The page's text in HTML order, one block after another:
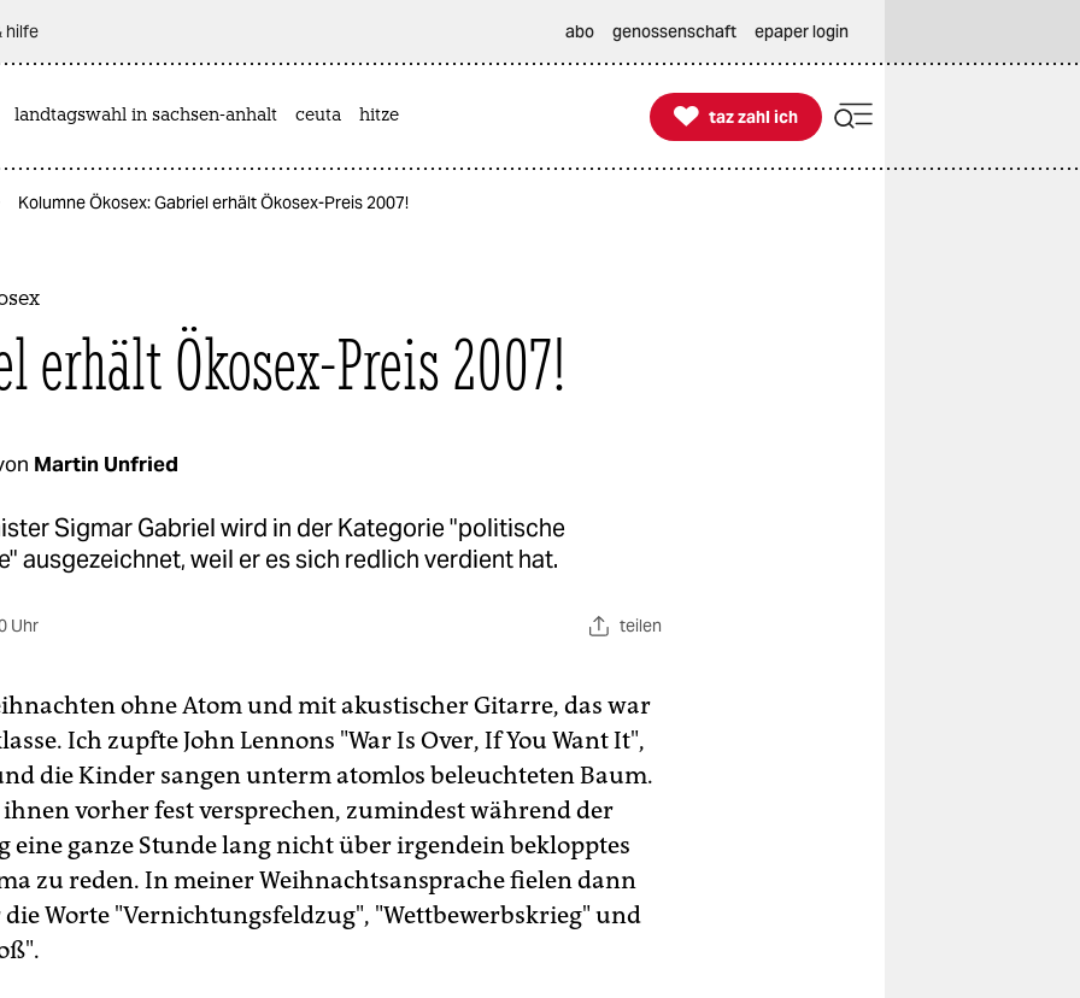
hilfe abo genossenschaft epaper login
landtagswahl in sachsen-anhalt ceuta hitze 
taz zahl ich
taz zahl ich
Kolumne Ökosex: Gabriel erhält Ökosex-Preis 2007!
erhält Ökosex-Preis 2007!
Martin Unfried
Sigmar Gabriel wird in der Kategorie "politische
ausgezeichnet, weil er es sich redlich verdient hat.
Uhr teilen
ohne Atom und mit akustischer Gitarre, das war
Ich zupfte John Lennons "War Is Over, If You Want It",
die Kinder sangen unterm atomlos beleuchteten Baum.
vorher fest versprechen, zumindest während der
eine ganze Stunde lang nicht über irgendein beklopptes
zu reden. In meiner Weihnachtsansprache fielen dann
Worte "Vernichtungsfeldzug", "Wettbewerbskrieg" und